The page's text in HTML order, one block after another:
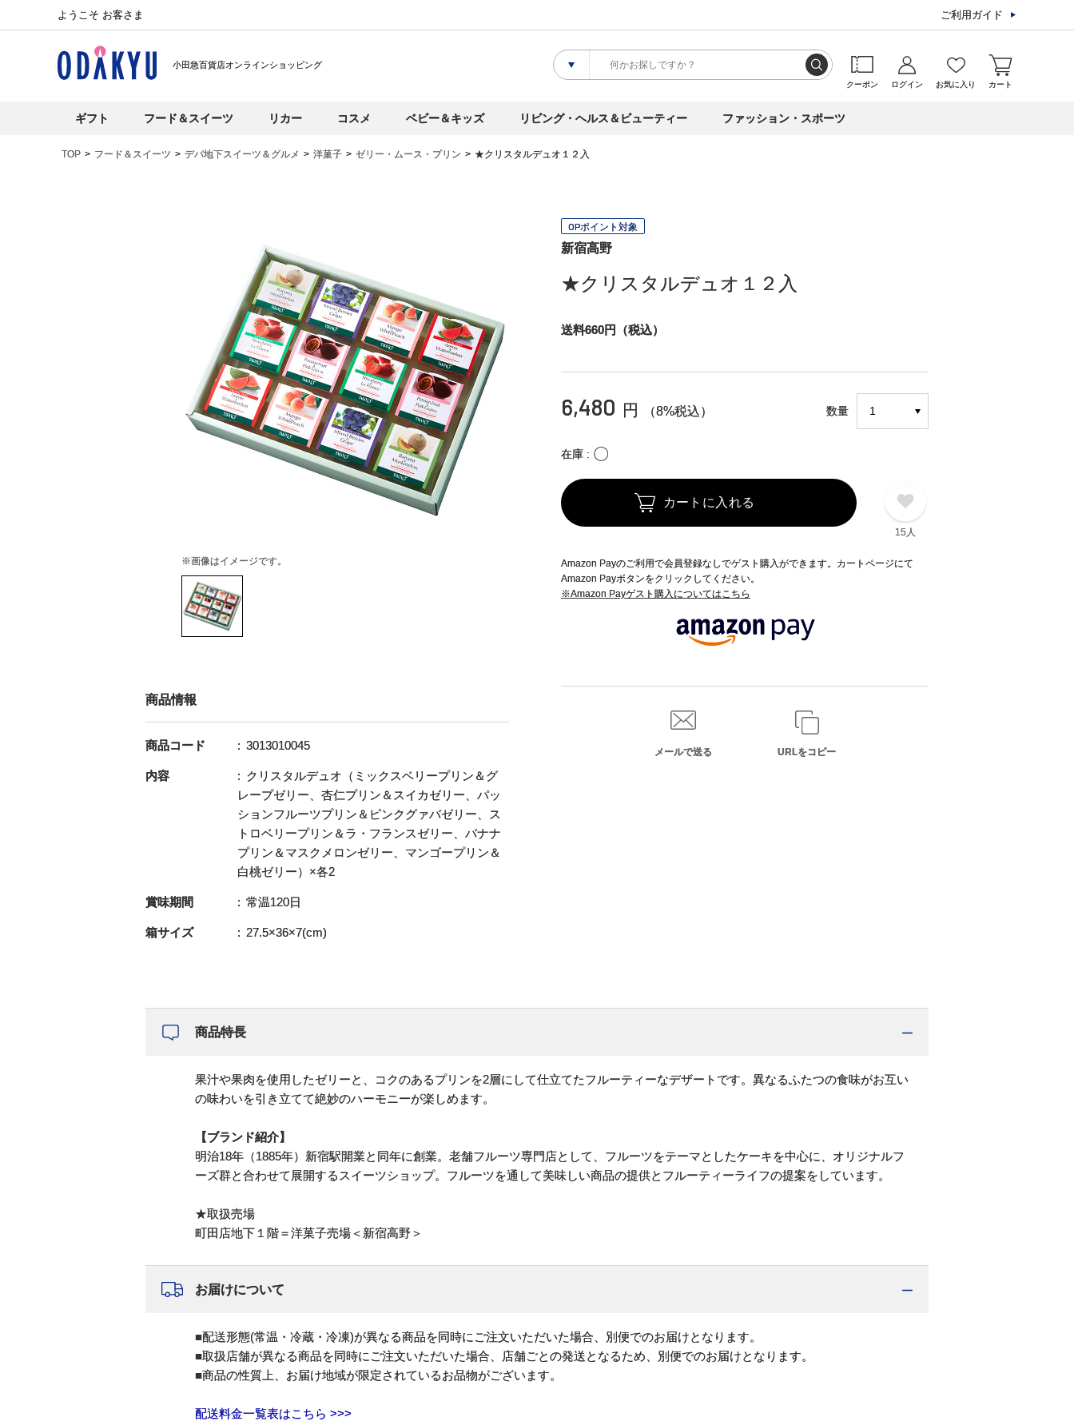
ようこそ お客さま ご利用ガイド
小田急百貨店オンラインショッピング
クーポン ログイン お気に入り カート
ギフト フード＆スイーツ リカー コスメ ベビー＆キッズ リビング・ヘルス＆ビューティー ファッション・スポーツ
TOP フード＆スイーツ デパ地下スイーツ＆グルメ 洋菓子 ゼリー・ムース・プリン ★クリスタルデュオ１２入
※画像はイメージです。
OPポイント対象
新宿高野
★クリスタルデュオ１２入
送料660円（税込）
6,480 円 （8%税込） 数量
在庫 〇
カートに入れる
15人
Amazon Payのご利用で会員登録なしでゲスト購入ができます。カートページにて
Amazon Payボタンをクリックしてください。
※Amazon Payゲスト購入についてはこちら
メールで送る URLをコピー
商品情報
商品コード 3013010045
内容
クリスタルデュオ（ミックスベリープリン＆グ
レープゼリー、杏仁プリン＆スイカゼリー、パッ
ションフルーツプリン＆ピンクグァバゼリー、ス
トロベリープリン＆ラ・フランスゼリー、バナナ
プリン＆マスクメロンゼリー、マンゴープリン＆
白桃ゼリー）×各2
賞味期間 常温120日
箱サイズ 27.5×36×7(cm)
商品特長
果汁や果肉を使用したゼリーと、コクのあるプリンを2層にして仕立てたフルーティーなデザートです。異なるふたつの食味がお互い
の味わいを引き立てて絶妙のハーモニーが楽しめます。
【ブランド紹介】
明治18年（1885年）新宿駅開業と同年に創業。老舗フルーツ専門店として、フルーツをテーマとしたケーキを中心に、オリジナルフ
ーズ群と合わせて展開するスイーツショップ。フルーツを通して美味しい商品の提供とフルーティーライフの提案をしています。
★取扱売場
町田店地下１階＝洋菓子売場＜新宿高野＞
お届けについて
■配送形態(常温・冷蔵・冷凍)が異なる商品を同時にご注文いただいた場合、別便でのお届けとなります。
■取扱店舗が異なる商品を同時にご注文いただいた場合、店舗ごとの発送となるため、別便でのお届けとなります。
■商品の性質上、お届け地域が限定されているお品物がございます。
配送料金一覧表はこちら >>>